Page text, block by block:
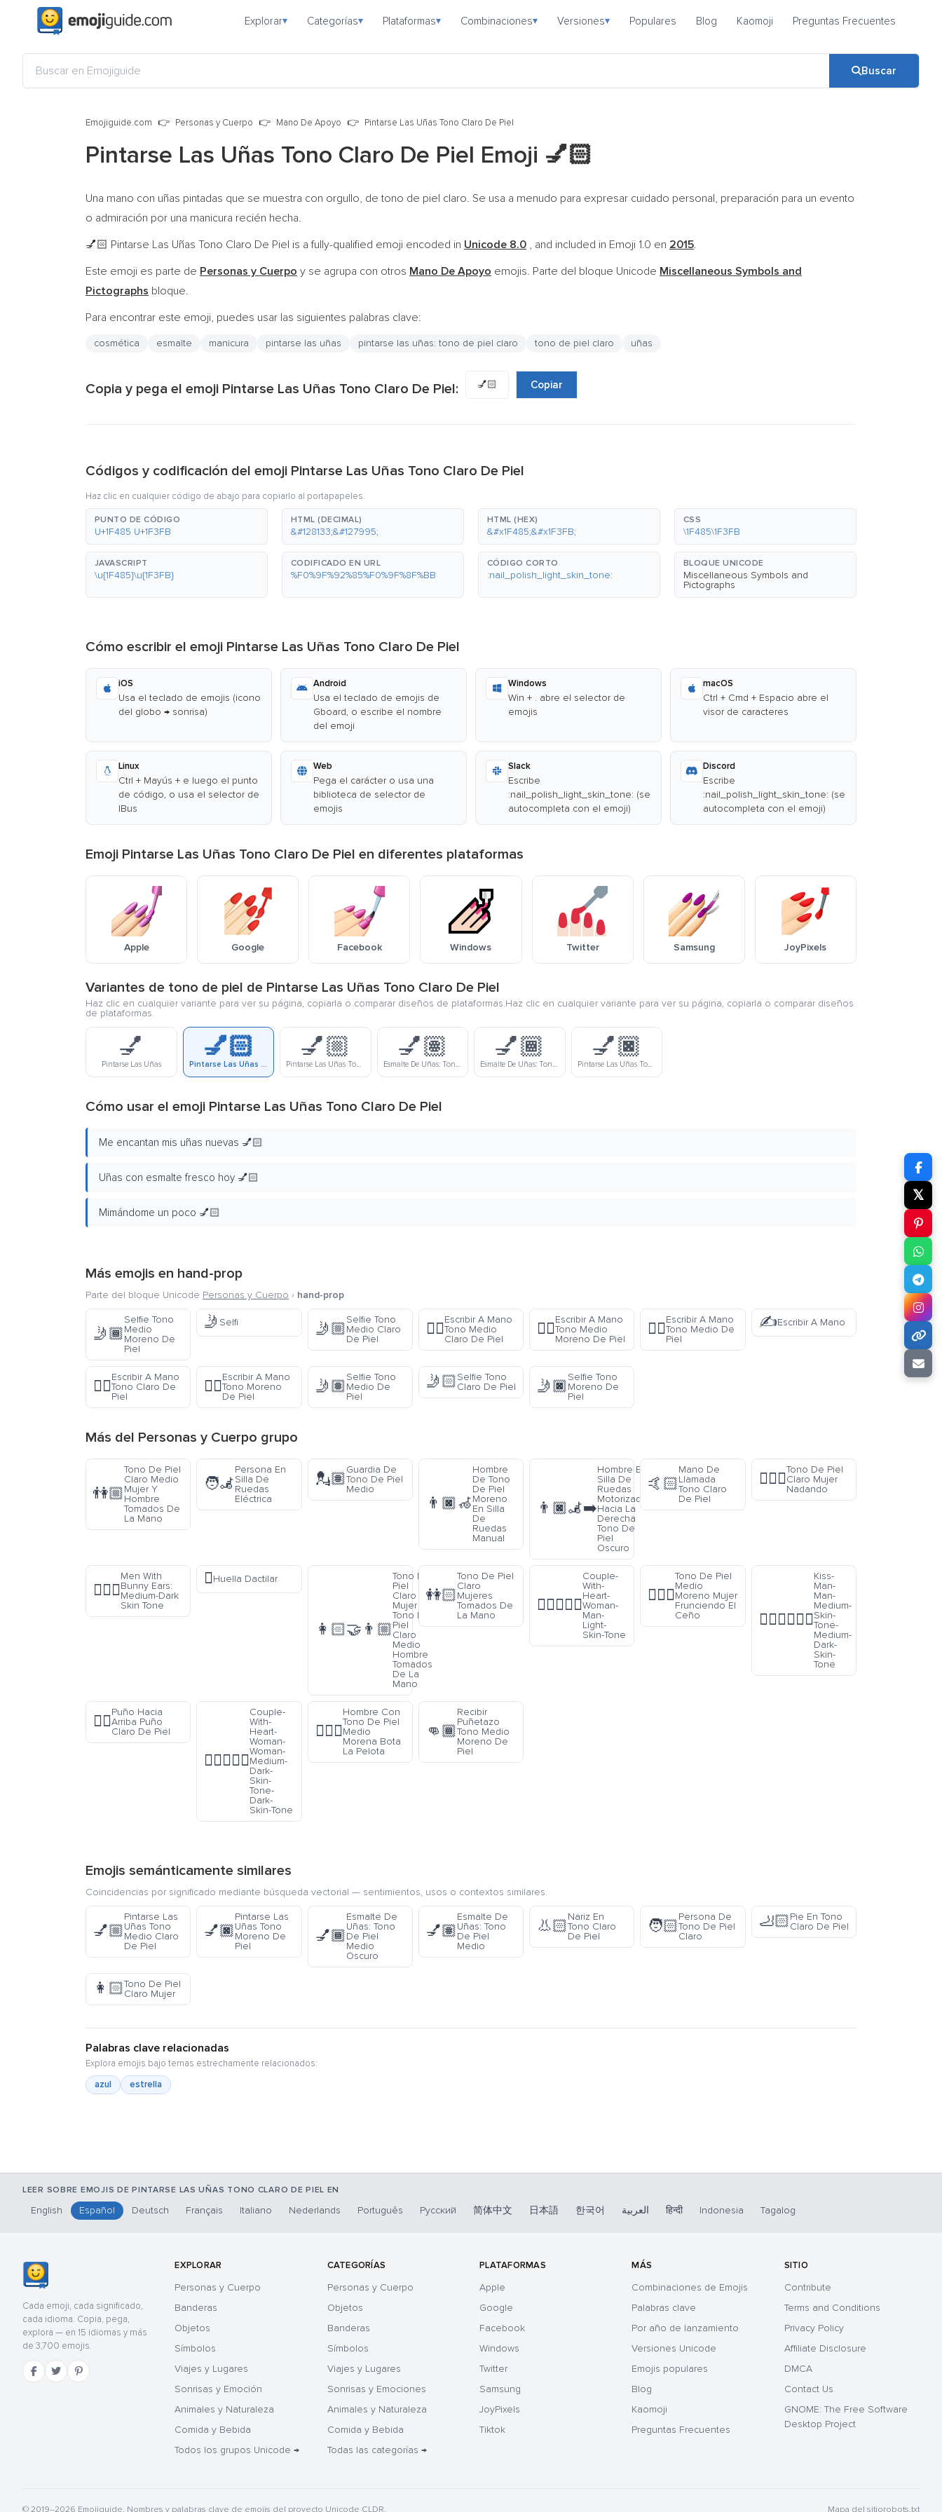
Explorar▾ Categorías▾ Plataformas▾ Combinaciones▾ Versiones▾ Populares Blog Kaomoji Preguntas Frecuentes
Buscar
Emojiguide.com Personas y Cuerpo Mano De Apoyo Pintarse Las Uñas Tono Claro De Piel
Pintarse Las Uñas Tono Claro De Piel Emoji 💅🏻
Una mano con uñas pintadas que se muestra con orgullo, de tono de piel claro. Se usa a menudo para expresar cuidado personal, preparación para un evento
o admiración por una manicura recién hecha.
💅🏻 Pintarse Las Uñas Tono Claro De Piel is a fully-qualified emoji encoded in Unicode 8.0 , and included in Emoji 1.0 en 2015.
Este emoji es parte de Personas y Cuerpo y se agrupa con otros Mano De Apoyo emojis. Parte del bloque Unicode Miscellaneous Symbols and
Pictographs bloque.
Para encontrar este emoji, puedes usar las siguientes palabras clave:
cosmética esmalte manicura pintarse las uñas pintarse las uñas: tono de piel claro tono de piel claro uñas
Copia y pega el emoji Pintarse Las Uñas Tono Claro De Piel: 💅🏻 Copiar
Códigos y codificación del emoji Pintarse Las Uñas Tono Claro De Piel
Haz clic en cualquier código de abajo para copiarlo al portapapeles.
PUNTO DE CÓDIGO
U+1F485 U+1F3FB
HTML (DECIMAL)
&#128133;&#127995;
HTML (HEX)
&#x1F485;&#x1F3FB;
CSS
\1F485\1F3FB
JAVASCRIPT
\u{1F485}\u{1F3FB}
CODIFICADO EN URL
%F0%9F%92%85%F0%9F%8F%BB
CÓDIGO CORTO
:nail_polish_light_skin_tone:
BLOQUE UNICODE
Miscellaneous Symbols and
Pictographs
Cómo escribir el emoji Pintarse Las Uñas Tono Claro De Piel
iOS
Usa el teclado de emojis (icono
del globo → sonrisa)
Android
Usa el teclado de emojis de
Gboard, o escribe el nombre
del emoji
Windows
Win + . abre el selector de
emojis
macOS
Ctrl + Cmd + Espacio abre el
visor de caracteres
Linux
Ctrl + Mayús + e luego el punto
de código, o usa el selector de
IBus
Web
Pega el carácter o usa una
biblioteca de selector de
emojis
Slack
Escribe
:nail_polish_light_skin_tone: (se
autocompleta con el emoji)
Discord
Escribe
:nail_polish_light_skin_tone: (se
autocompleta con el emoji)
Emoji Pintarse Las Uñas Tono Claro De Piel en diferentes plataformas
Apple Google Facebook Windows Twitter Samsung JoyPixels
Variantes de tono de piel de Pintarse Las Uñas Tono Claro De Piel
Haz clic en cualquier variante para ver su página, copiarla o comparar diseños de plataformas.Haz clic en cualquier variante para ver su página, copiarla o comparar diseños
de plataformas.
💅
Pintarse Las Uñas
💅🏻
Pintarse Las Uñas Tono Claro De Piel
💅🏼
Pintarse Las Uñas Tono Medio Claro De Piel
💅🏽
Esmalte De Uñas: Tono De Piel Medio
💅🏾
Esmalte De Uñas: Tono De Piel Medio Oscuro
💅🏿
Pintarse Las Uñas Tono Moreno De Piel
Cómo usar el emoji Pintarse Las Uñas Tono Claro De Piel
Me encantan mis uñas nuevas 💅🏻
Uñas con esmalte fresco hoy 💅🏻
Mimándome un poco 💅🏻
Más emojis en hand-prop
Parte del bloque Unicode Personas y Cuerpo › hand-prop
🤳🏾
Selfie Tono
Medio
Moreno De
Piel
🤳 Selfi 🤳🏼
Selfie Tono
Medio Claro
De Piel
✍🏼
Escribir A Mano
Tono Medio
Claro De Piel
✍🏾
Escribir A Mano
Tono Medio
Moreno De Piel
✍🏽
Escribir A Mano
Tono Medio De
Piel
✍️Escribir A Mano
✍🏻
Escribir A Mano
Tono Claro De
Piel
✍🏿
Escribir A Mano
Tono Moreno
De Piel
🤳🏽
Selfie Tono
Medio De
Piel
🤳🏻Selfie Tono
Claro De Piel
🤳🏿
Selfie Tono
Moreno De
Piel
Más del Personas y Cuerpo grupo
👫🏼
Tono De Piel
Claro Medio
Mujer Y
Hombre
Tomados De
La Mano
🧑‍🦼
Persona En
Silla De
Ruedas
Eléctrica
💂🏽
Guardia De
Tono De Piel
Medio
👨🏿‍🦽
Hombre
De Tono
De Piel
Moreno
En Silla
De
Ruedas
Manual
👨🏿‍🦼‍➡️
Hombre En
Silla De
Ruedas
Motorizada
Hacia La
Derecha
Tono De
Piel
Oscuro
🤙🏻
Mano De
Llamada
Tono Claro
De Piel
🏊🏻‍♀️
Tono De Piel
Claro Mujer
Nadando
👯🏾‍♂️
Men With
Bunny Ears:
Medium-Dark
Skin Tone
🫆Huella Dactilar
👩🏻‍🤝‍👨🏼
Tono De
Piel
Claro
Mujer Y
Tono De
Piel
Claro
Medio
Hombre
Tomados
De La
Mano
👭🏻
Tono De Piel
Claro
Mujeres
Tomados De
La Mano
👩🏻‍❤️‍👨🏻
Couple-
With-
Heart-
Woman-
Man-
Light-
Skin-Tone
🙍🏾‍♀️
Tono De Piel
Medio
Moreno Mujer
Frunciendo El
Ceño
👨🏽‍❤️‍💋‍👨🏾
Kiss-
Man-
Man-
Medium-
Skin-
Tone-
Medium-
Dark-
Skin-
Tone
✊🏻
Puño Hacia
Arriba Puño
Claro De Piel
👩🏾‍❤️‍👩🏿
Couple-
With-
Heart-
Woman-
Woman-
Medium-
Dark-
Skin-
Tone-
Dark-
Skin-Tone
⛹🏾‍♂️
Hombre Con
Tono De Piel
Medio
Morena Bota
La Pelota
👊🏾
Recibir
Puñetazo
Tono Medio
Moreno De
Piel
Emojis semánticamente similares
Coincidencias por significado mediante búsqueda vectorial — sentimientos, usos o contextos similares.
💅🏼
Pintarse Las
Uñas Tono
Medio Claro
De Piel
💅🏿
Pintarse Las
Uñas Tono
Moreno De
Piel
💅🏾
Esmalte De
Uñas: Tono
De Piel
Medio
Oscuro
💅🏽
Esmalte De
Uñas: Tono
De Piel
Medio
👃🏻
Nariz En
Tono Claro
De Piel
🧑🏻
Persona De
Tono De Piel
Claro
🦶🏻Pie En Tono
Claro De Piel
👩🏻Tono De Piel
Claro Mujer
Palabras clave relacionadas
Explora emojis bajo temas estrechamente relacionados:
azul
estrella
𝕏
LEER SOBRE EMOJIS DE PINTARSE LAS UÑAS TONO CLARO DE PIEL EN
English Español Deutsch Français Italiano Nederlands Português Русский 简体中文 日本語 한국어 العربية हिन्दी Indonesia Tagalog
Cada emoji, cada significado,
cada idioma. Copia, pega,
explora — en 15 idiomas y más
de 3,700 emojis.
EXPLORAR
Personas y Cuerpo
Banderas
Objetos
Símbolos
Viajes y Lugares
Sonrisas y Emoción
Animales y Naturaleza
Comida y Bebida
Todos los grupos Unicode →
CATEGORÍAS
Personas y Cuerpo
Objetos
Banderas
Símbolos
Viajes y Lugares
Sonrisas y Emociones
Animales y Naturaleza
Comida y Bebida
Todas las categorías →
PLATAFORMAS
Apple
Google
Facebook
Windows
Twitter
Samsung
JoyPixels
Tiktok
MÁS
Combinaciones de Emojis
Palabras clave
Por año de lanzamiento
Versiones Unicode
Emojis populares
Blog
Kaomoji
Preguntas Frecuentes
SITIO
Contribute
Terms and Conditions
Privacy Policy
Affiliate Disclosure
DMCA
Contact Us
GNOME: The Free Software
Desktop Project
© 2019–2026 Emojiguide. Nombres y palabras clave de emojis del proyecto Unicode CLDR. Mapa del sitiorobots.txt